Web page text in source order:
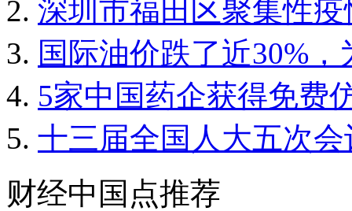
深圳市福田区聚集性
国际油价跌了近30%
5家中国药企获得免费
十三届全国人大五次
财经中国点推荐